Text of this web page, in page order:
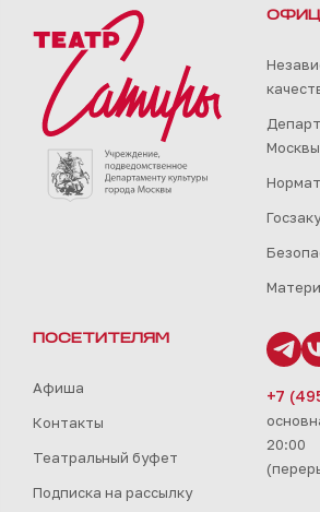
Москвы
ПОСЕТИТЕЛЯМ
Афиша
Контакты
Театральный буфет
Подписка на рассылку
+7
20:00